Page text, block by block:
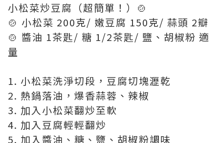
小松菜炒豆腐（超簡單！）🍲
🍲 小松菜 200克/ 嫩豆腐 150克/ 蒜頭 2瓣
🍲 醬油 1茶匙/ 糖 1/2茶匙/ 鹽、胡椒粉 適
量
1. 小松菜洗淨切段，豆腐切塊瀝乾
2. 熱鍋落油，爆香蒜蓉、辣椒
3. 加入小松菜翻炒至軟
4. 加入豆腐輕輕翻炒
5. 加入醬油、糖、鹽、胡椒粉調味